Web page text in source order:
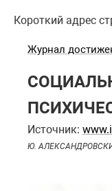
Короткий адрес
Журнал
Источник:
Ю.